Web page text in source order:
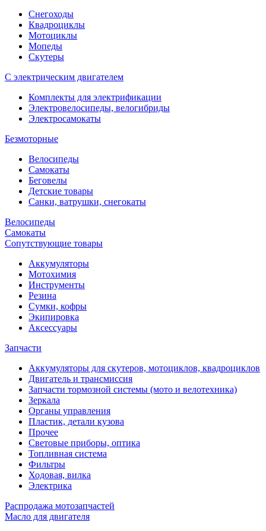
Снегоходы
Квадроциклы
Мотоциклы
Мопеды
Скутеры
С электрическим двигателем
Комплекты для электрификации
Электровелосипеды, велогибриды
Электросамокаты
Безмоторные
Велосипеды
Самокаты
Беговелы
Детские товары
Санки, ватрушки, снегокаты
Велосипеды
Самокаты
Сопутствующие товары
Аккумуляторы
Мотохимия
Инструменты
Резина
Сумки, кофры
Экипировка
Аксессуары
Запчасти
Аккумуляторы для скутеров, мотоциклов, квадроциклов
Двигатель и трансмиссия
Запчасти тормозной системы (мото и велотехника)
Зеркала
Органы управления
Пластик, детали кузова
Прочее
Световые приборы, оптика
Топливная система
Фильтры
Ходовая, вилка
Электрика
Распродажа мотозапчастей
Масло для двигателя